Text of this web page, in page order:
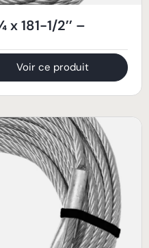
181-1/2’’ –
Voir ce produit